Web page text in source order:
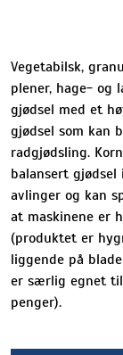
Vegetabilsk,
plener, hage- og
gjødsel med et
gjødsel som kan
radgjødsling.
balansert gjødsel
avlinger og kan
at maskinene er
(produktet er
liggende på
er særlig egnet
penger).